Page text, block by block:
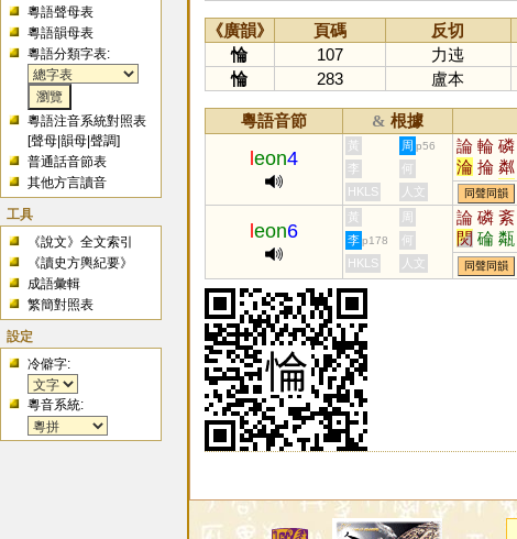
粵語聲母表
粵語韻母表
粵語分類字表:
粵語注音系統對照表
[聲母 |韻母 |聲調]
普通話音節表
其他方言讀音
工具
《說文》全文索引
《讀史方輿紀要》
成語彙輯
繁簡對照表
設定
冷僻字:
粵音系統:
《廣韻》 頁碼 反切
惀
107
力迍
惀
283 盧本
粵語音節 & 根據
eon4
黃 周 p56 論 輪 磷
淪 掄 粼
轔 圇 麐
驎 壣 駗
蜦 錀
李
何
HKLS
人文 同聲同韻
eon6
黃 周 論 磷 紊
焛 碖 甐
溣
李 p178
何
HKLS
人文 同聲同韻